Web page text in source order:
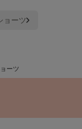
ョーツ
ーツ